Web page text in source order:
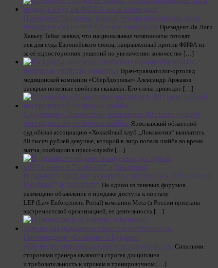
Президент Примеры заявил, что национальные лиги
подадут в суд на ФИФА из-за календаря Президент Ла Лиги
Хавьер Тебас заявил, что национальные чемпионаты готовят
иск для суда Европейского союза, направленный против ФИФА из-
за её односторонних решений по увеличению количество […]
Раскрыты
полезные свойства скакалки Врач-травматолог-ортопед
медицинской компании «СберЗдоровье» Александр Аржаков
раскрыл полезные свойства скакалки. Его слова приводит […]
Суд обязал «Локомотив» выплатить 80 тысяч рублей
пострадавшей от броска шайбы Ярославский областной
суд обязал ассоциацию «Хоккейный клуб „Локомотив“ выплатить
80 тысяч рублей девушке, которой в лицо попала шайба во время
матча, сообщили в пресс-службе […]
В даркнете продают аккаунты с доступом к ПДн юзеров
Facebook* и Instagram* На одном из теневых форумов
размещено объявление о продаже доступа к порталу
LEP (Law Enforcement Portal) компании Meta (в России признана
экстремистской организацией, ее деятельность […]
Генменеджер «Сибири» о Буцаеве:
«Он не раз доказывал свою состоятельность. Сильными
сторонами тренера являются строгая дисциплина
и требовательность к игрокам в тренировочном […]